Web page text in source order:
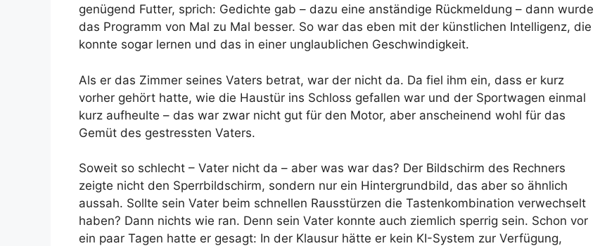
genügend Futter, sprich: Gedichte gab – dazu eine anständige Rückmeldung – dann wurde
das Programm von Mal zu Mal besser. So war das eben mit der künstlichen Intelligenz, die
konnte sogar lernen und das in einer unglaublichen Geschwindigkeit.
Als er das Zimmer seines Vaters betrat, war der nicht da. Da fiel ihm ein, dass er kurz
vorher gehört hatte, wie die Haustür ins Schloss gefallen war und der Sportwagen einmal
kurz aufheulte – das war zwar nicht gut für den Motor, aber anscheinend wohl für das
Gemüt des gestressten Vaters.
Soweit so schlecht – Vater nicht da – aber was war das? Der Bildschirm des Rechners
zeigte nicht den Sperrbildschirm, sondern nur ein Hintergrundbild, das aber so ähnlich
aussah. Sollte sein Vater beim schnellen Rausstürzen die Tastenkombination verwechselt
haben? Dann nichts wie ran. Denn sein Vater konnte auch ziemlich sperrig sein. Schon vor
ein paar Tagen hatte er gesagt: In der Klausur hätte er kein KI-System zur Verfügung,